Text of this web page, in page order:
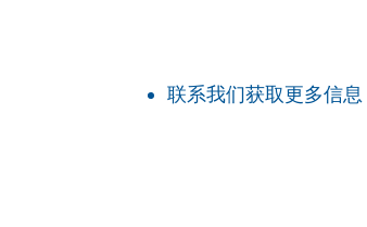
联系我们获取更多信息